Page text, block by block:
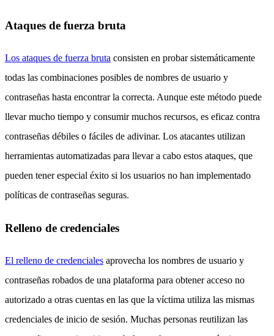
Ataques de fuerza bruta
Los ataques de fuerza bruta consisten en probar sistemáticamente
todas las combinaciones posibles de nombres de usuario y
contraseñas hasta encontrar la correcta. Aunque este método puede
llevar mucho tiempo y consumir muchos recursos, es eficaz contra
contraseñas débiles o fáciles de adivinar. Los atacantes utilizan
herramientas automatizadas para llevar a cabo estos ataques, que
pueden tener especial éxito si los usuarios no han implementado
políticas de contraseñas seguras.
Relleno de credenciales
El relleno de credenciales aprovecha los nombres de usuario y
contraseñas robados de una plataforma para obtener acceso no
autorizado a otras cuentas en las que la víctima utiliza las mismas
credenciales de inicio de sesión. Muchas personas reutilizan las